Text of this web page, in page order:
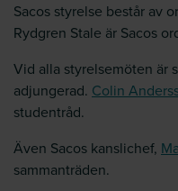
Sacos styrelse består av
Rydgren Stale är Sacos
Vid alla styrelsemöten är
adjungerad. Colin
studentråd.
Även Sacos kanslichef,
sammanträden.